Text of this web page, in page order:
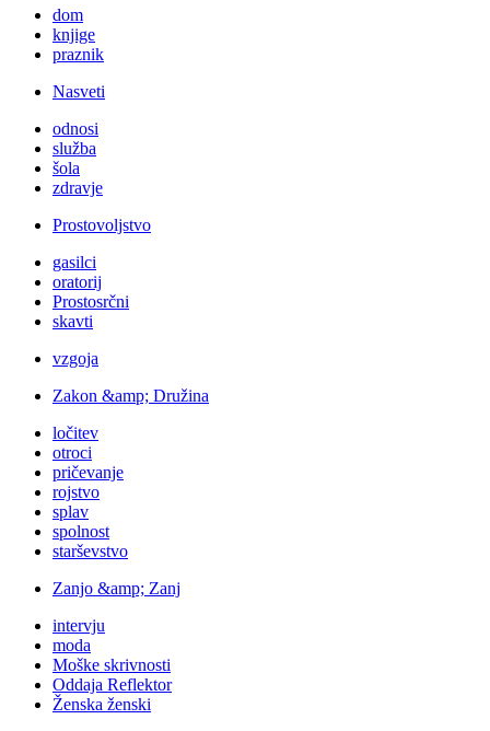
dom
knjige
praznik
Nasveti
odnosi
služba
šola
zdravje
Prostovoljstvo
gasilci
oratorij
Prostosrčni
skavti
vzgoja
Zakon &amp; Družina
ločitev
otroci
pričevanje
rojstvo
splav
spolnost
starševstvo
Zanjo &amp; Zanj
intervju
moda
Moške skrivnosti
Oddaja Reflektor
Ženska ženski